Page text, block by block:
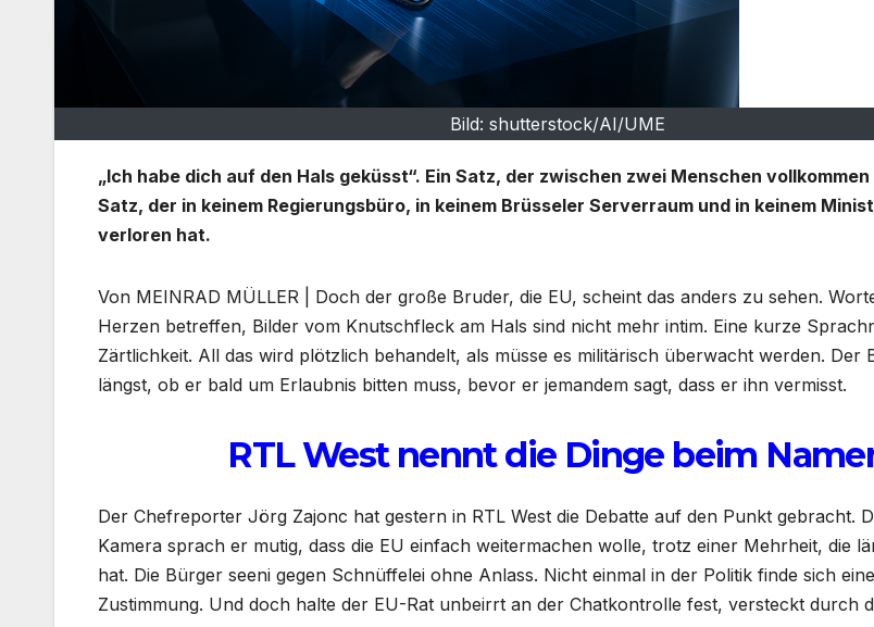
Bild: shutterstock/AI/UME
„Ich habe dich auf den Hals geküsst“. Ein Satz, der zwischen zwei Menschen
Satz, der in keinem Regierungsbüro, in keinem Brüsseler Serverraum und in keinem
verloren hat.
Von MEINRAD MÜLLER | Doch der große Bruder, die EU, scheint das anders zu sehen.
Herzen betreffen, Bilder vom Knutschfleck am Hals sind nicht mehr intim. Eine kurze
Zärtlichkeit. All das wird plötzlich behandelt, als müsse es militärisch überwacht werden. Der
längst, ob er bald um Erlaubnis bitten muss, bevor er jemandem sagt, dass er ihn vermisst.
RTL West nennt die Dinge beim
Der Chefreporter Jörg Zajonc hat gestern in RTL West die Debatte auf den Punkt gebracht.
Kamera sprach er mutig, dass die EU einfach weitermachen wolle, trotz einer Mehrheit, die
hat. Die Bürger seeni gegen Schnüffelei ohne Anlass. Nicht einmal in der Politik finde sich
Zustimmung. Und doch halte der EU-Rat unbeirrt an der Chatkontrolle fest, versteckt durch